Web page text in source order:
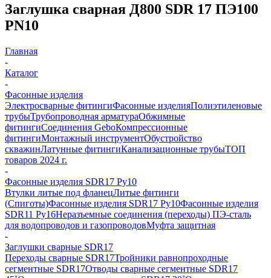
Заглушка сварная Д800 SDR 17 ПЭ100
PN10
Главная
-
Каталог
-
Фасонные изделия
Электросварные фитингиФасонные изделияПолиэтиленовые
трубыТрубопроводная арматураОбжимные
фитингиСоединения GeboКомпрессионные
фитингиМонтажный инструментОбустройство
скважинЛатунные фитингиКанализационные трубыТОП
товаров 2024 г.
-
Фасонные изделия SDR17 Ру10
Втулки литые под фланецЛитые фитинги
(Спиготы)Фасонные изделия SDR17 Ру10Фасонные изделия
SDR11 Ру16Неразъемные соединения (переходы) ПЭ-сталь
для водопроводов и газопроводовМуфта защитная
-
Заглушки сварные SDR17
Переходы сварные SDR17Тройники равнопроходные
сегментные SDR17Отводы сварные сегментные SDR17